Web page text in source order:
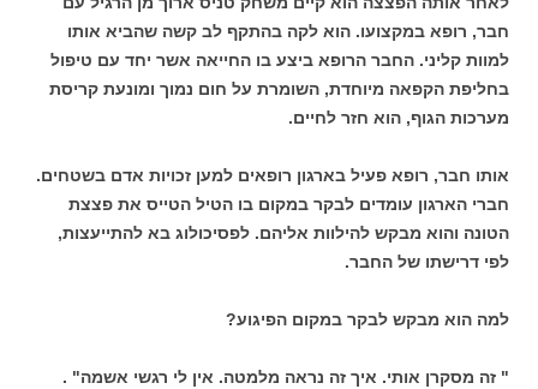
חבר, רופא במקצועו. הוא לקה בהתקף לב קשה שהביא אותו
למוות קליני. החבר הרופא ביצע בו החייאה אשר יחד עם טיפול
בחליפת הקפאה מיוחדת, השומרת על חום נמוך ומונעת קריסת
מערכות הגוף, הוא חזר לחיים.
אותו חבר, רופא פעיל בארגון רופאים למען זכויות אדם בשטחים.
חברי הארגון עומדים לבקר במקום בו הטיל הטייס את פצצת
הטונה והוא מבקש להילוות אליהם. לפסיכולוג בא להתייעצות,
לפי דרישתו של החבר.
למה הוא מבקש לבקר במקום הפיגוע?
" זה מסקרן אותי. איך זה נראה מלמטה. אין לי רגשי אשמה" .